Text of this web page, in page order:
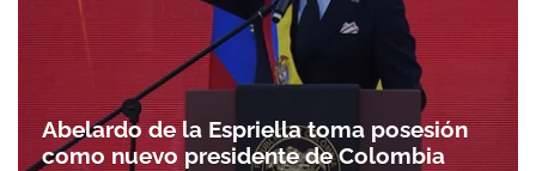
Abelardo de la Espriella toma posesión
como nuevo presidente de Colombia